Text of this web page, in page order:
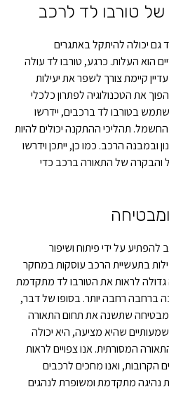
טורבו לד לרכב
גם יכולה להיתקל באתגרים
הוא העלות. כרגע, טורבו לד עולה
קיימת צורך לשפר את יעילות
את הטכנולוגיה לפתרון כלכלי
בטורבו לד ברכבים, יידרשו
תהליכי ההתקנה יכולים להיות
ובמבנה הרכב. כמו כן, ייתכן וידרשו
והבקרה של התאורה ברכב כדי
להפתיע על ידי פיתוח ושיפור
בתעשיית הרכב עוסקות במחקר
גדולה לראות את הטורבו לד מתקדמת
ברחבה רחבה יותר. בסופו של דבר,
ומבטיחה שתשנה את תחום התאורה
שהיא מציעה, היא יכולה
המסורתית. אנו צפויים לראות
הקרובות, ואנו מחכים לרכבים
נהיגה מתקדמת ומשופרת לנהגים